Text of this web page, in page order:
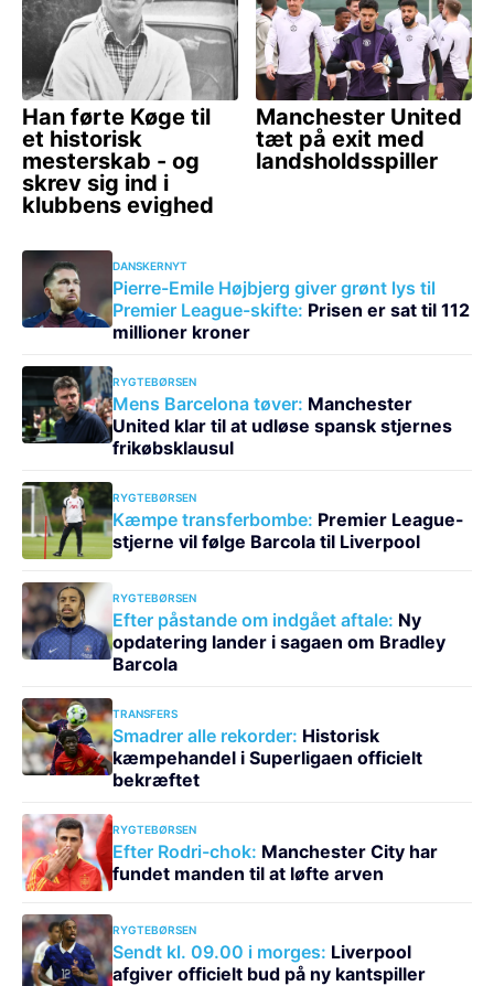
DANSKERNYT
Pierre-Emile Højbjerg giver grønt lys til
Premier League-skifte: Prisen er sat til 112
millioner kroner
RYGTEBØRSEN
Mens Barcelona tøver: Manchester
United klar til at udløse spansk stjernes
frikøbsklausul
RYGTEBØRSEN
Kæmpe transferbombe: Premier League-
stjerne vil følge Barcola til Liverpool
RYGTEBØRSEN
Efter påstande om indgået aftale: Ny
opdatering lander i sagaen om Bradley
Barcola
TRANSFERS
Smadrer alle rekorder: Historisk
kæmpehandel i Superligaen officielt
bekræftet
RYGTEBØRSEN
Efter Rodri-chok: Manchester City har
fundet manden til at løfte arven
RYGTEBØRSEN
Sendt kl. 09.00 i morges: Liverpool
afgiver officielt bud på ny kantspiller